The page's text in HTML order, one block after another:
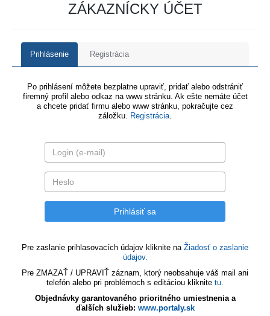
ZÁKAZNÍCKY ÚČET
Prihlásenie Registrácia
Po prihlásení môžete bezplatne upraviť, pridať alebo odstrániť
firemný profil alebo odkaz na www stránku. Ak ešte nemáte účet
a chcete pridať firmu alebo www stránku, pokračujte cez
záložku. Registrácia.
Pre zaslanie prihlasovacích údajov kliknite na Žiadosť o zaslanie
údajov.
Pre ZMAZAŤ / UPRAVIŤ záznam, ktorý neobsahuje váš mail ani
telefón alebo pri problémoch s editáciou kliknite tu.
Objednávky garantovaného prioritného umiestnenia a
ďalších služieb: www.portaly.sk